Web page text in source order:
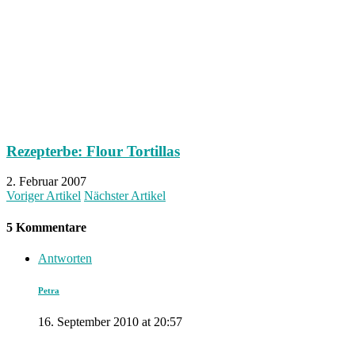
Rezepterbe: Flour Tortillas
2. Februar 2007
Voriger Artikel Nächster Artikel
5 Kommentare
Antworten
Petra
16. September 2010 at 20:57